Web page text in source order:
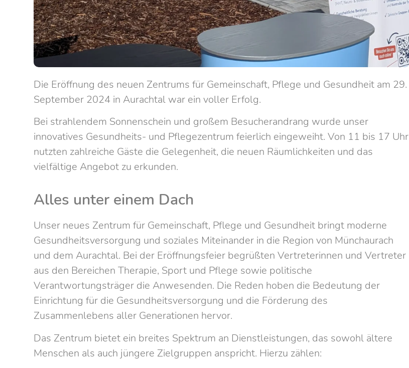
Die Eröffnung des neuen Zentrums für Gemeinschaft, Pflege und Gesundheit am 29.
September 2024 in Aurachtal war ein voller Erfolg.
Bei strahlendem Sonnenschein und großem Besucherandrang wurde unser
innovatives Gesundheits- und Pflegezentrum feierlich eingeweiht. Von 11 bis 17 Uhr
nutzten zahlreiche Gäste die Gelegenheit, die neuen Räumlichkeiten und das
vielfältige Angebot zu erkunden.
Alles unter einem Dach
Unser neues Zentrum für Gemeinschaft, Pflege und Gesundheit bringt moderne
Gesundheitsversorgung und soziales Miteinander in die Region von Münchaurach
und dem Aurachtal. Bei der Eröffnungsfeier begrüßten Vertreterinnen und Vertreter
aus den Bereichen Therapie, Sport und Pflege sowie politische
Verantwortungsträger die Anwesenden. Die Reden hoben die Bedeutung der
Einrichtung für die Gesundheitsversorgung und die Förderung des
Zusammenlebens aller Generationen hervor.
Das Zentrum bietet ein breites Spektrum an Dienstleistungen, das sowohl ältere
Menschen als auch jüngere Zielgruppen anspricht. Hierzu zählen: